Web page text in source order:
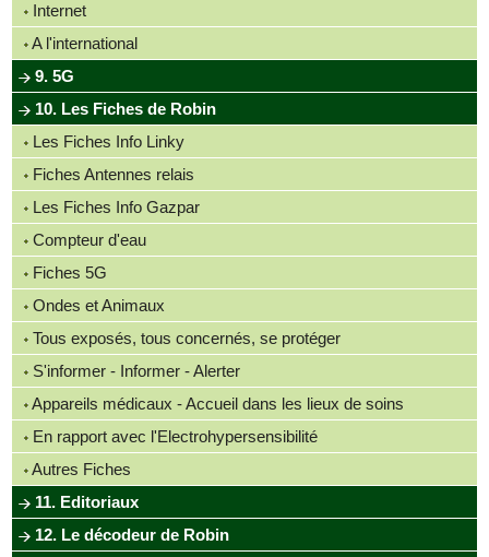
Internet
A l'international
9. 5G
10. Les Fiches de Robin
Les Fiches Info Linky
Fiches Antennes relais
Les Fiches Info Gazpar
Compteur d'eau
Fiches 5G
Ondes et Animaux
Tous exposés, tous concernés, se protéger
S'informer - Informer - Alerter
Appareils médicaux - Accueil dans les lieux de soins
En rapport avec l'Electrohypersensibilité
Autres Fiches
11. Editoriaux
12. Le décodeur de Robin